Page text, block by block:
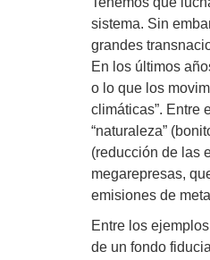
sistema. Sin
grandes
En los últimos
o lo que los
climáticas”. Entre
“naturaleza”
(reducción de las
megarepresas,
emisiones de
Entre los
de un fondo